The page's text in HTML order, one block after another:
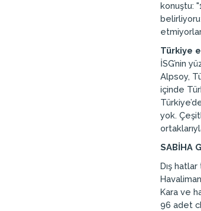
konuştu:
Türkiye
İSG’nin
Alpsoy,
içinde
yok.
SABİHA
Dış
Kara ve
96 adet